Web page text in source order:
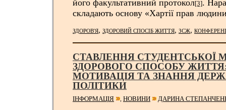
його факультативний протокол[3].
складають основу «Хартії прав
ЗДОРОВ'Я, ЗДОРОВИЙ СПОСІБ ЖИТТЯ, ЗСЖ,
СТАВЛЕННЯ СТУДЕНТСЬКОЇ
ЗДОРОВОГО СПОСОБУ
МОТИВАЦІЯ ТА ЗНАННЯ
ПОЛІТИКИ
ІНФОРМАЦІЯ , НОВИНИ ДАРИНА